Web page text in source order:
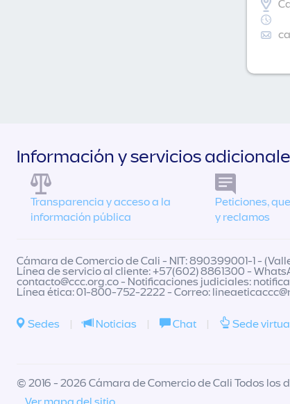
Información y servicios
Transparencia y acceso a la
información pública
Peticiones,
y reclamos
Cámara de Comercio de Cali - NIT: 890399001-1 -
Línea de servicio al cliente: +57(602) 8861300 -
contacto@ccc.org.co- Notificaciones judiciales:
Línea ética: 01-800-752-2222 - Correo:
Sedes | Noticias | Chat | Sede
© 2016 - 2026 Cámara de Comercio de Cali Todos los